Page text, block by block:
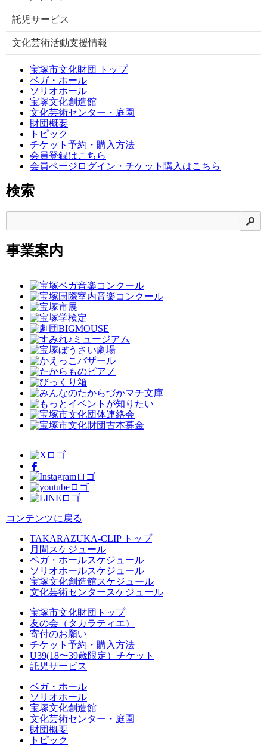
託児サービス
文化芸術活動支援情報
宝塚市文化財団 トップ
ベガ・ホール
ソリオホール
宝塚文化創造館
文化芸術センター・庭園
財団概要
トピック
チケット予約・購入方法
会員登録はこちら
会員ページログイン・チケット購入はこちら
検索
検
事業案内
コンテンツに戻る
TAKARAZUKA-CLIP トップ
月間スケジュール
ベガ・ホールスケジュール
ソリオホールスケジュール
宝塚文化創造館スケジュール
文化芸術センタースケジュール
宝塚市文化財団トップ
友の会（タカラティエ）
寄付のお願い
チケット予約・購入方法
U39(18〜39歳限定）チケット
託児サービス
ベガ・ホール
ソリオホール
宝塚文化創造館
文化芸術センター・庭園
財団概要
トピック